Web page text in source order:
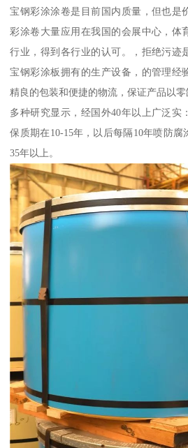
宝钢彩涂涂卷是目前国内质量，但也是
彩涂卷大量应用在我国的会展中心，体
行业，得到各行业的认可。，拒绝污迹
宝钢彩涂板拥有的生产设备，的管理经
精良的包装和便捷的物流，保证产品以零
多种研究显示，经国外40年以上广泛实
保质期在10-15年，以后每隔10年喷防
35年以上。